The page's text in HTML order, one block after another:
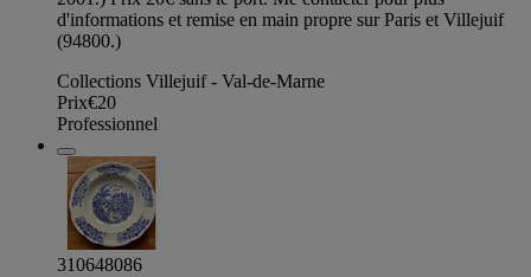
d'informations et remise en main propre sur Paris et Villejuif
(94800.)
Collections Villejuif - Val-de-Marne
Prix€20
Professionnel
310648086